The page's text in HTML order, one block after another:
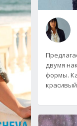
двумя
формы.